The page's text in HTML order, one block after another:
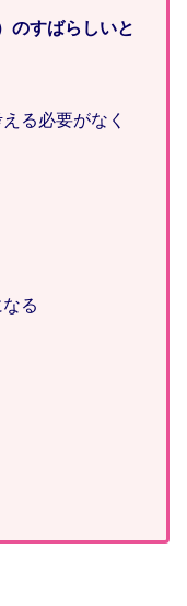
のすばらしいと
る必要がなく
る